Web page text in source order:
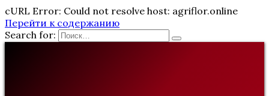
cURL Error: Could not resolve host: agriflor.online
Перейти к содержанию
Search for: